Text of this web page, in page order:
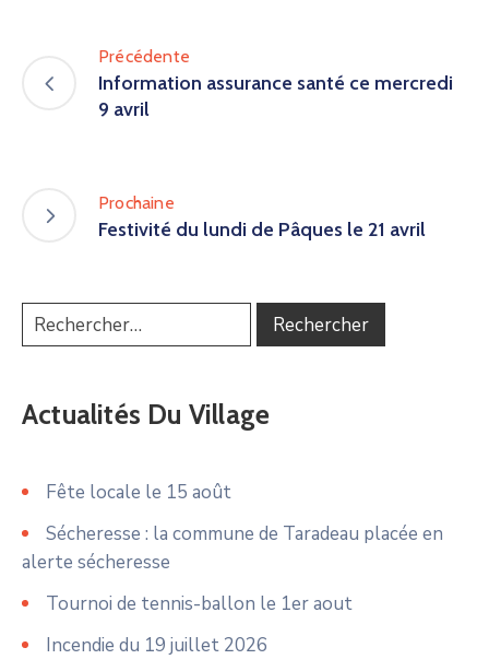
Précédente
Information assurance santé ce mercredi
9 avril
Prochaine
Festivité du lundi de Pâques le 21 avril
Actualités Du Village
Fête locale le 15 août
Sécheresse : la commune de Taradeau placée en
alerte sécheresse
Tournoi de tennis-ballon le 1er aout
Incendie du 19 juillet 2026